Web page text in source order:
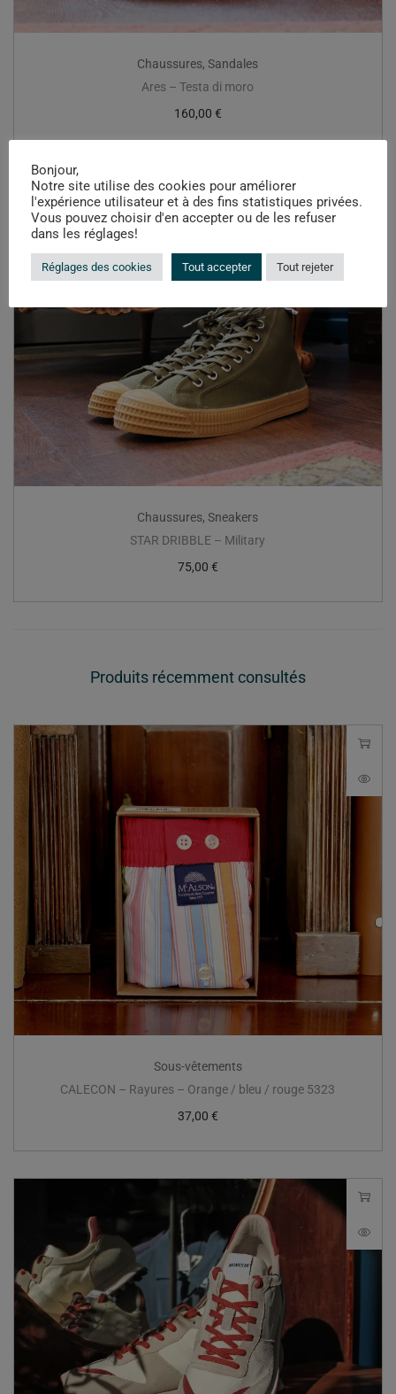
Chaussures,Sandales
Ares – Testa di moro
160,00 €
Chaussures,Sneakers
STAR DRIBBLE – Military
75,00 €
Produits récemment consultés
Sous-vêtements
CALECON – Rayures – Orange / bleu / rouge 5323
37,00 €
Bonjour,
Notre site utilise des cookies pour améliorer
l'expérience utilisateur et à des fins statistiques privées.
Vous pouvez choisir d'en accepter ou de les refuser
dans les réglages!
Réglages des cookies Tout accepter Tout rejeter